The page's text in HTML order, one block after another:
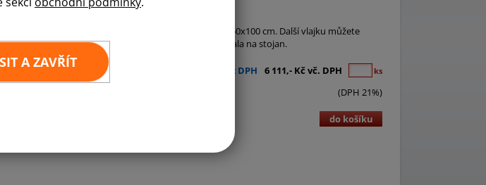
A ZAVŘÍT
chromovaný trojramenný stojan + vlajka ČR a EU 150x100 cm. Další vlajku můžete
vybrat z naší nabídky a my ji uzpůsobíme, aby pasovala na stojan.
5 050,- Kč bez DPH 6 111,- Kč vč. DPH ks
(DPH 21%)
do košíku